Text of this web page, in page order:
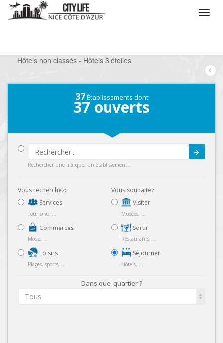
Hôtels non classés - Hôtels 3 étoiles
37Établissements dont
37 ouverts
Rechercher une marque, un établissement...
Vous recherchez:
Services
Tourisme, ...
Commerces
Mode, ...
Loisirs
Plages, sports, ...
Vous souhaitez:
Visiter
Musées, ...
Sortir
Restaurants, ...
Séjourner
Hôtels, ...
Dans quel quartier ?
Tous